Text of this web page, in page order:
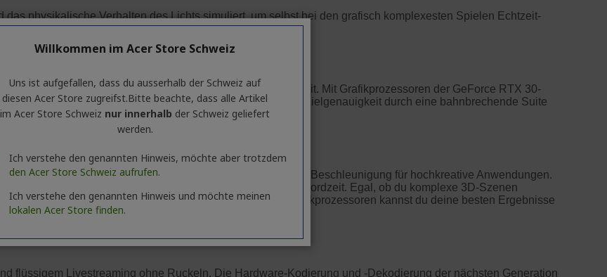
Willkommen im Acer Store Schweiz
Uns ist aufgefallen, dass du ausserhalb ​der Schweiz auf
diesen Acer Store zugreifst.​Bitte beachte, dass alle Artikel
im Acer Store Schweiz nur innerhalb der Schweiz geliefert
werden.
Ich verstehe den genannten Hinweis, möchte aber trotzdem
den Acer Store Schweiz aufrufen.
Ich verstehe den genannten Hinweis und möchte meinen
lokalen Acer Store finden.